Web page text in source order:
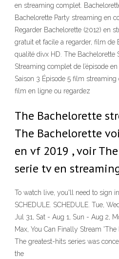
en streaming complet.
Bachelorette Party streaming en
Regarder Bachelorette (2012) en
gratuit et facile a regarder, film de
qualité divx HD. The Bachelorette
Streaming complet de l’épisode
Saison 3 Épisode 5 film
film en ligne ou regardez
The Bachelorette
The Bachelorette
en vf 2019 , voir
serie tv en
To watch live, you'll need to sign
SCHEDULE. SCHEDULE. Tue,
Jul 31, Sat - Aug 1, Sun - Aug 2,
Max, You Can Finally Stream
The greatest-hits series was
the